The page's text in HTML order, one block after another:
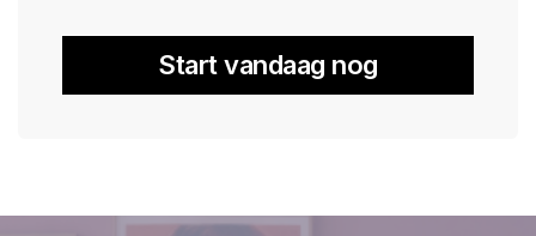
Start vandaag nog